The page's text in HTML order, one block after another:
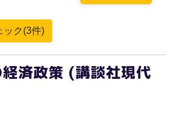
ック(3件)
済政策 (講談社現代